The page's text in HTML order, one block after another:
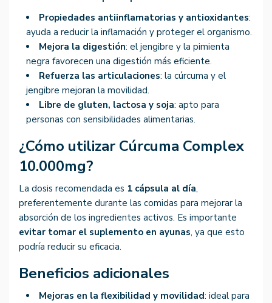
Propiedades antiinflamatorias y antioxidantes:
ayuda a reducir la inflamación y proteger el organismo.
Mejora la digestión: el jengibre y la pimienta
negra favorecen una digestión más eficiente.
Refuerza las articulaciones: la cúrcuma y el
jengibre mejoran la movilidad.
Libre de gluten, lactosa y soja: apto para
personas con sensibilidades alimentarias.
¿Cómo utilizar Cúrcuma Complex
10.000mg?
La dosis recomendada es 1 cápsula al día,
preferentemente durante las comidas para mejorar la
absorción de los ingredientes activos. Es importante
evitar tomar el suplemento en ayunas, ya que esto
podría reducir su eficacia.
Beneficios adicionales
Mejoras en la flexibilidad y movilidad: ideal para